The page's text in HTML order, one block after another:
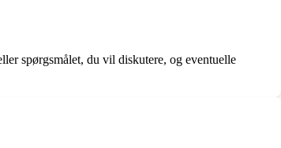
spørgsmålet, du vil diskutere, og eventuelle